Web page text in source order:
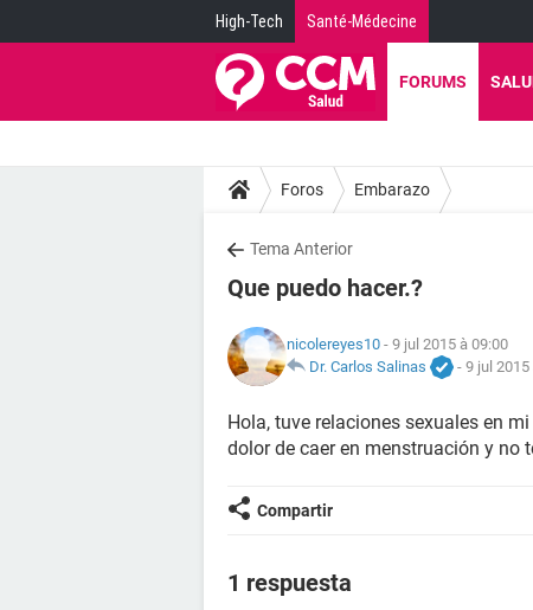
High-Tech Santé-Médecine
FORUMS
Foros Embarazo
Tema Anterior
Que puedo hacer.?
nicolereyes10 - 9 jul 2015 à 09:00
Dr. Carlos Salinas
- 9 jul 2015
Hola, tuve relaciones sexuales en
dolor de caer en menstruación y no
Compartir
1 respuesta